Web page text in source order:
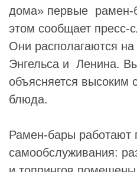
дома» первые
этом сообщает пресс-
Они располагаются
Энгельса и Ленина.
объясняется высоким
блюда.
Рамен-бары работают
самообслуживания: